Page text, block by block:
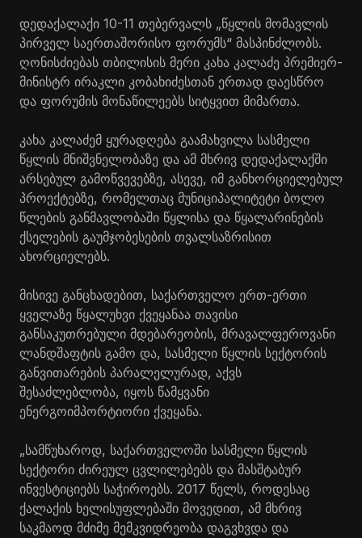
დედაქალაქი 10-11 თებერვალს „წყლის მომავლის
პირველ საერთაშორისო ფორუმს“ მასპინძლობს.
ღონისძიებას თბილისის მერი კახა კალაძე პრემიერ-
მინისტრ ირაკლი კობახიძესთან ერთად დაესწრო
და ფორუმის მონაწილეებს სიტყვით მიმართა.
კახა კალაძემ ყურადღება გაამახვილა სასმელი
წყლის მნიშვნელობაზე და ამ მხრივ დედაქალაქში
არსებულ გამოწვევებზე, ასევე, იმ განხორციელებულ
პროექტებზე, რომელთაც მუნიციპალიტეტი ბოლო
წლების განმავლობაში წყლისა და წყალარინების
ქსელების გაუმჯობესების თვალსაზრისით
ახორციელებს.
მისივე განცხადებით, საქართველო ერთ-ერთი
ყველაზე წყალუხვი ქვეყანაა თავისი
განსაკუთრებული მდებარეობის, მრავალფეროვანი
ლანდშაფტის გამო და, სასმელი წყლის სექტორის
განვითარების პარალელურად, აქვს
შესაძლებლობა, იყოს წამყვანი
ენერგოიმპორტიორი ქვეყანა.
„სამწუხაროდ, საქართველოში სასმელი წყლის
სექტორი ძირეულ ცვლილებებს და მასშტაბურ
ინვესტიციებს საჭიროებს. 2017 წელს, როდესაც
ქალაქის ხელისუფლებაში მოვედით, ამ მხრივ
საკმაოდ მძიმე მემკვიდრეობა დაგვხვდა და